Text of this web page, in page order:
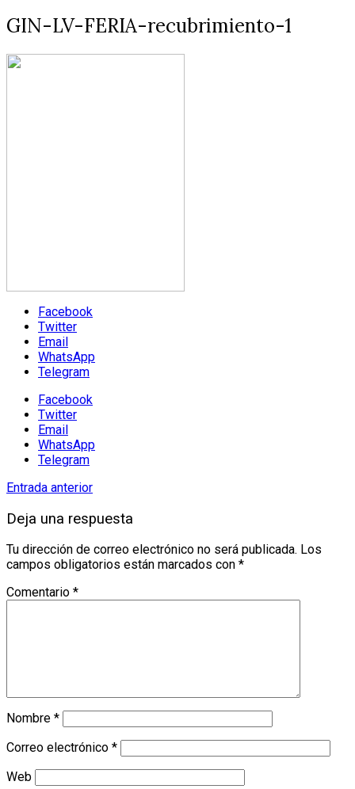
GIN-LV-FERIA-recubrimiento-1
Facebook
Twitter
Email
WhatsApp
Telegram
Facebook
Twitter
Email
WhatsApp
Telegram
Entrada anterior
Deja una respuesta
Tu dirección de correo electrónico no será publicada. Los
campos obligatorios están marcados con *
Comentario *
Nombre *
Correo electrónico *
Web